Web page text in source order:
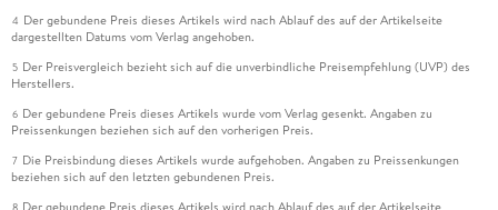
4 Der gebundene Preis dieses Artikels wird nach Ablauf des auf der Artikelseite
dargestellten Datums vom Verlag angehoben.
5 Der Preisvergleich bezieht sich auf die unverbindliche Preisempfehlung (UVP) des
Herstellers.
6 Der gebundene Preis dieses Artikels wurde vom Verlag gesenkt. Angaben zu
Preissenkungen beziehen sich auf den vorherigen Preis.
7 Die Preisbindung dieses Artikels wurde aufgehoben. Angaben zu Preissenkungen
beziehen sich auf den letzten gebundenen Preis.
8 Der gebundene Preis dieses Artikels wird nach Ablauf des auf der Artikelseite